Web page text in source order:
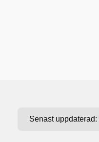
Senast uppdaterad: